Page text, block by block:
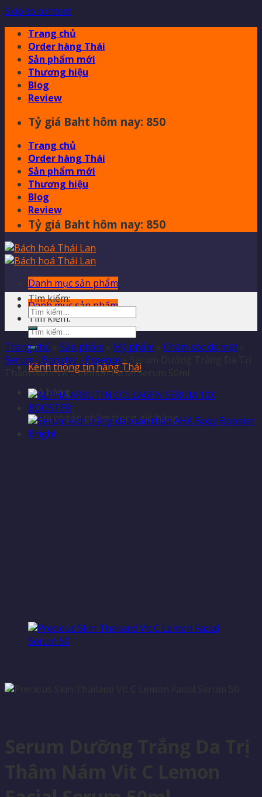
Skip to content
Trang chủ
Order hàng Thái
Sản phẩm mới
Thương hiệu
Blog
Review
Tỷ giá Baht hôm nay: 850
Trang chủ
Order hàng Thái
Sản phẩm mới
Thương hiệu
Blog
Review
Tỷ giá Baht hôm nay: 850
Danh mục sản phẩm
Danh mục sản phẩm
Tìm kiếm:
Kênh thông tin hàng Thái
Giỏ hàng
Chưa có sản phẩm trong giỏ hàng.
Tìm kiếm:
Trang chủ Sản phẩm Mỹ phẩm Chăm sóc da mặt
Serum - Booster - Essence
Thâm Nám Vit C Lemon Facial Serum 50ml